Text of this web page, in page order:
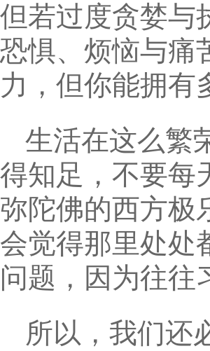
但若过度贪婪与
恐惧、烦恼与痛
力，但你能拥有
生活在这么繁
得知足，不要每
弥陀佛的西方极
会觉得那里处处
问题，因为往往
所以，我们还